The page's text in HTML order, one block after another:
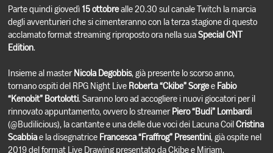
Parte quindi giovedì 15 ottobrealle 20.30 sul canale Twitch la marcia
degli avventurieri che si cimenteranno con la terza stagione di questo
acclamato format streaming riproposto ora nella suaSpecial CNT
Edition.
Insieme al masterNicola Degobbis, già presente lo scorso anno,
tornano ospiti del RPG Night Live Roberta “Ckibe” Sorgee Fabio
“Kenobit” Bortolotti. Saranno loro ad accogliere i nuovi giocatori per il
rinnovato appuntamento, ovvero lo streamerPiero “Budi” Lombardi
(@Budilicious), la cantante e una delle due voci dei Lacuna CoilCristina
Scabbiae la disegnatrice Francesca “Fraffrog” Presentini, già ospite nel
2019 del format Live Drawing presentato da Ckibe e Miriam.